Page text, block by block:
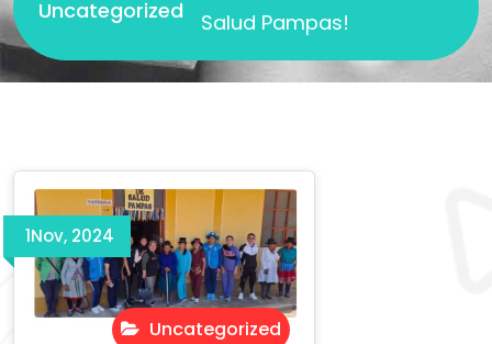
Uncategorized
Salud Pampas!
Uncategorized
1Nov, 2024